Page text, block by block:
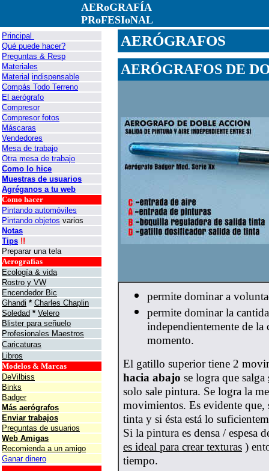
AERoGRAFÍA
PRoFESIoNAL
Principal
Qué puede hacer?
Preguntas & Resp
Materiales
Material indispensable
Compás Todo Terreno
El aerógrafo
Compresor
Compresor fotos
Máscaras
Vendedores
Mesa de trabajo
Otra mesa de trabajo
Como lo hice
Muestras de usuarios
Agréganos a tu web
Como hacer
Pintando automóviles
Pintando objetos varios
Notas
Tips !!
Preparar una tela
Aerografías
Ecología & vida
Rostro y VW
Encendedor Bic
Ghandi * Charles Chaplin
Soledad * Velero
Blister para señuelo
Profesionales Maestros
Caricaturas
Libros
Modelos & Marcas
DeVilbiss
Binks
Badger
Más aerógrafos
Enviar trabajos
Preguntas de usuarios
Web Amigas
Recomienda a un amigo
Ganar dinero
AERÓGRAFOS
AERÓGRAFOS DE
permite dominar a
permite dominar la
independientemente de
momento.
El gatillo superior tiene 2
hacia abajo se logra que salga
solo sale pintura. Se logra la
movimientos. Es evidente que,
tinta y si ésta está lo
Si la pintura es densa / espesa
es ideal para crear texturas )
tiempo.